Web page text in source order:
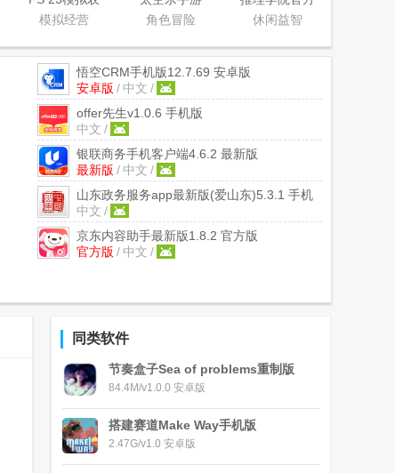
场23正版中文
模拟经营
角色冒险
版
休闲益智
悟空CRM手机版12.7.69 安卓版
安卓版 / 中文 /
offer先生v1.0.6 手机版
中文 /
银联商务手机客户端4.6.2 最新版
最新版 / 中文 /
山东政务服务app最新版(爱山东)5.3.1 手机
版
中文 /
京东内容助手最新版1.8.2 官方版
官方版 / 中文 /
同类软件
节奏盒子Sea of problems重制版
84.4M/v1.0.0 安卓版
搭建赛道Make Way手机版
2.47G/v1.0 安卓版